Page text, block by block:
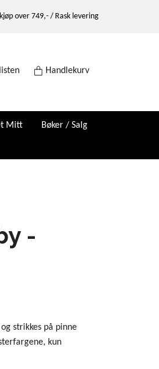
over 749,- / Rask levering
Handlekurv
Mitt Bøker / Salg
-
strikkes på pinne
kun